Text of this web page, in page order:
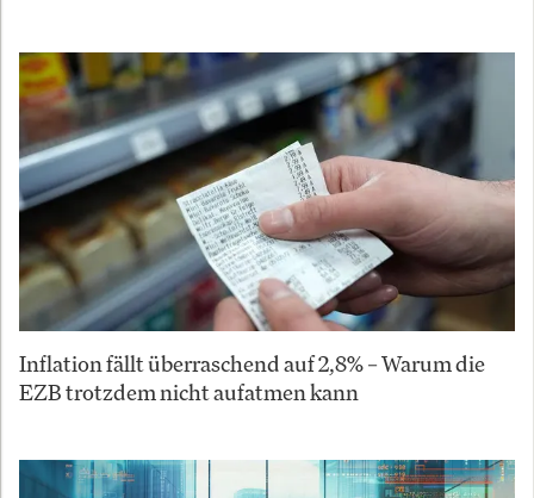
Inflation fällt überraschend auf 2,8% – Warum die
EZB trotzdem nicht aufatmen kann